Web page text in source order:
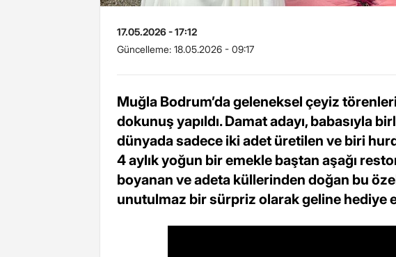
17.05.2026 - 17:12
Güncelleme: 18.05.2026 - 09:17
Muğla Bodrum’da geleneksel çeyiz
dokunuş yapıldı. Damat adayı, babasıyla
dünyada sadece iki adet üretilen ve biri
4 aylık yoğun bir emekle baştan aşağı
boyanan ve adeta küllerinden doğan bu
unutulmaz bir sürpriz olarak geline hediye